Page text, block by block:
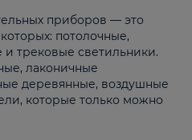
приборов — это
потолочные,
трековые светильники.
лаконичные
деревянные, воздушные
которые только можно